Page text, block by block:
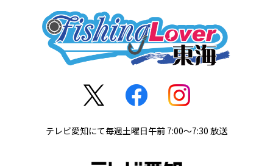
テレビ愛知にて毎週土曜日午前 7:00～7:30 放送